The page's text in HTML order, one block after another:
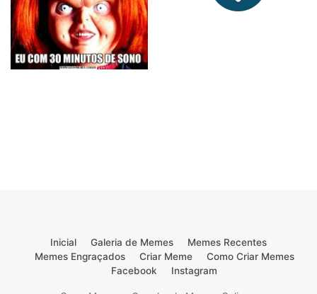
Inicial Galeria de Memes
Memes Recentes
Memes Engraçados
Criar Meme
Como Criar Memes
Facebook
Instagram